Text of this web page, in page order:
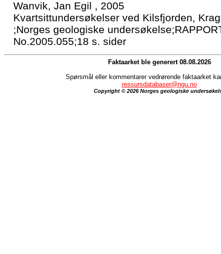
Wanvik, Jan Egil , 2005
Kvartsittundersøkelser ved Kilsfjorden,
;Norges geologiske
No.2005.055;18 s. sider
Faktaarket ble generert 08.08.2026
Spørsmål eller kommentarer vedrørende faktaarket
ressursdatabaser@ngu.no
Copyright © 2026 Norges geologiske